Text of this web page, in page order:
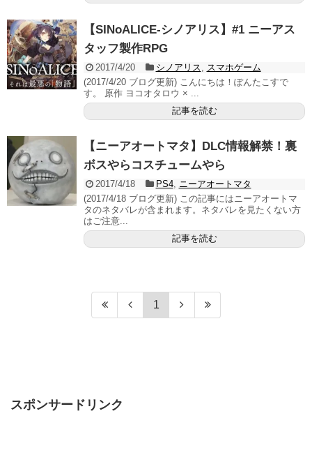
【SINoALICE-シノアリス】#1 ニーアス
タッフ製作RPG
2017/4/20 シノアリス
スマホゲーム
(2017/4/20 ブログ更新) こんにちは！ぽんたこすで
す。 原作 ヨコオタロウ × ...
記事を読む
【ニーアオートマタ】DLC情報解禁！裏
ボスやらコスチュームやら
2017/4/18 PS4,
ニーアオートマタ
(2017/4/18 ブログ更新) この記事にはニーアオートマ
タのネタバレが含まれます。ネタバレを見たくない方
はご注意...
記事を読む
1
スポンサードリンク